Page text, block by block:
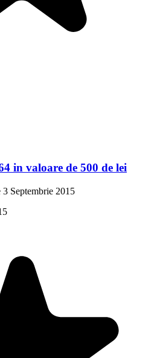
in valoare de 500 de lei
3 Septembrie 2015